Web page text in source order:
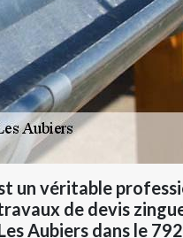
un véritable
de devis
Aubiers dans le